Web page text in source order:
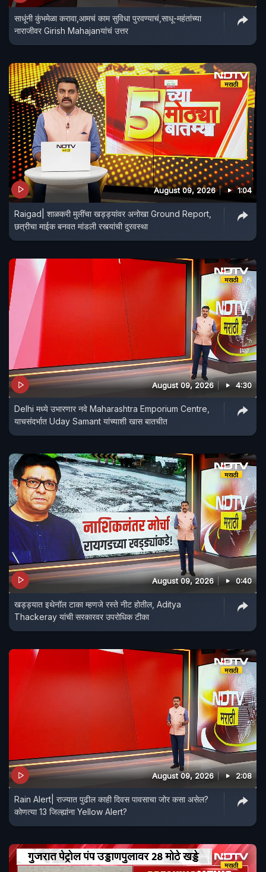
साधूंनी कुंभमेळा करावा,आमचं काम सुविधा पुरवण्याचं,साधू-महंतांच्या
नाराजीवर Girish Mahajanयांचं उत्तर
August 09, 2026 1:04
Raigad| शाळकरी मुलींचा खड्ड्यांवर अनोखा Ground Report,
छत्रीचा माईक बनवत मांडली रस्त्यांची दुरवस्था
August 09, 2026 4:30
Delhi मध्ये उभारणार नवे Maharashtra Emporium Centre,
याचसंदर्भात Uday Samant यांच्याशी खास बातचीत
August 09, 2026 0:40
खड्ड्यात इथेनॉल टाका म्हणजे रस्ते नीट होतील, Aditya
Thackeray यांची सरकारवर उपरोधिक टीका
August 09, 2026 2:08
Rain Alert| राज्यात पुढील काही दिवस पावसाचा जोर कसा असेल?
कोणत्या 13 जिल्ह्यांना Yellow Alert?